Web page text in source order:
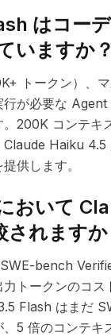
はコー
いますか？
トークン）、
が必要な Agent
200K コンテキ
Claude Haiku 4.5
供します。
おいて
されますか
bench
力トークンのコ
Flash はまだ
5 倍のコンテキ